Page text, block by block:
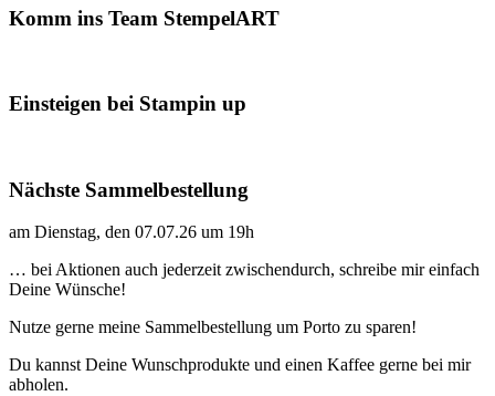
Komm ins Team StempelART
Einsteigen bei Stampin up
Nächste Sammelbestellung
am Dienstag, den 07.07.26 um 19h
… bei Aktionen auch jederzeit zwischendurch, schreibe mir einfach
Deine Wünsche!
Nutze gerne meine Sammelbestellung um Porto zu sparen!
Du kannst Deine Wunschprodukte und einen Kaffee gerne bei mir
abholen.